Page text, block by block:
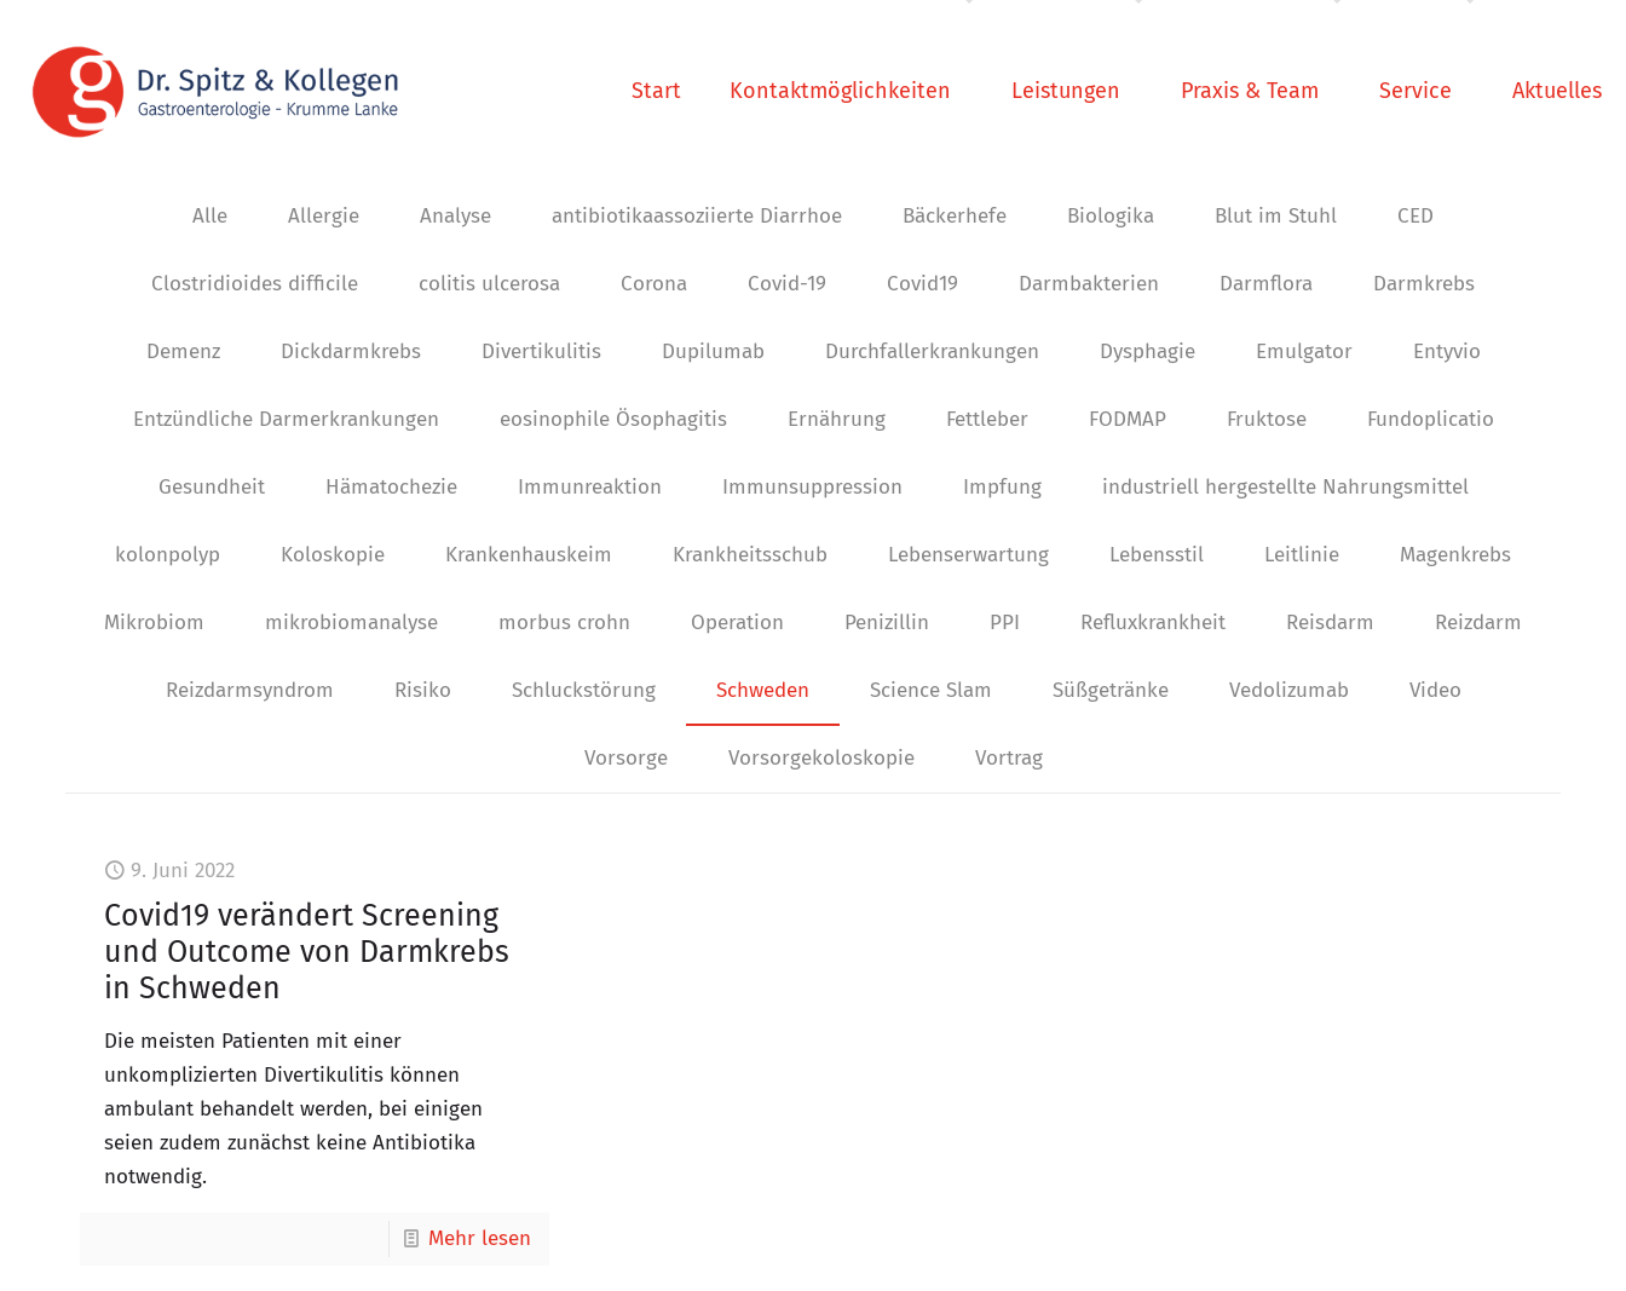
Start Kontaktmöglichkeiten Leistungen Praxis & Team Service Aktuelles
Alle Allergie Analyse antibiotikaassoziierte Diarrhoe Bäckerhefe Biologika Blut im Stuhl CED
Clostridioides difficile colitis ulcerosa Corona Covid-19 Covid19 Darmbakterien Darmflora Darmkrebs
Demenz Dickdarmkrebs Divertikulitis Dupilumab Durchfallerkrankungen Dysphagie Emulgator Entyvio
Entzündliche Darmerkrankungen eosinophile Ösophagitis Ernährung Fettleber FODMAP Fruktose Fundoplicatio
Gesundheit Hämatochezie Immunreaktion Immunsuppression Impfung industriell hergestellte Nahrungsmittel
kolonpolyp Koloskopie Krankenhauskeim Krankheitsschub Lebenserwartung Lebensstil Leitlinie Magenkrebs
Mikrobiom mikrobiomanalyse morbus crohn Operation Penizillin PPI Refluxkrankheit Reisdarm Reizdarm
Reizdarmsyndrom Risiko Schluckstörung Schweden Science Slam Süßgetränke Vedolizumab Video
Vorsorge Vorsorgekoloskopie Vortrag
9. Juni 2022
Covid19 verändert Screening
und Outcome von Darmkrebs
in Schweden
Die meisten Patienten mit einer
unkomplizierten Divertikulitis können
ambulant behandelt werden, bei einigen
seien zudem zunächst keine Antibiotika
notwendig.
Mehr lesen